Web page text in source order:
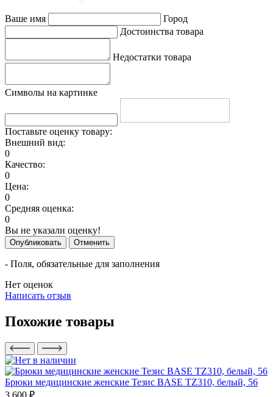
Ваше имя
Город
Достоинства товара
Недостатки товара
Символы на картинке
Поставьте оценку товару:
Внешний вид:
0
Качество:
0
Цена:
0
Средняя оценка:
0
Вы не указали оценку!
Опубликовать Отменить
- Поля, обязательные для заполнения
Нет оценок
Написать отзыв
Похожие товары
Брюки медицинские женские Тезис BASE TZ310, белый, 56
3 600 ₽